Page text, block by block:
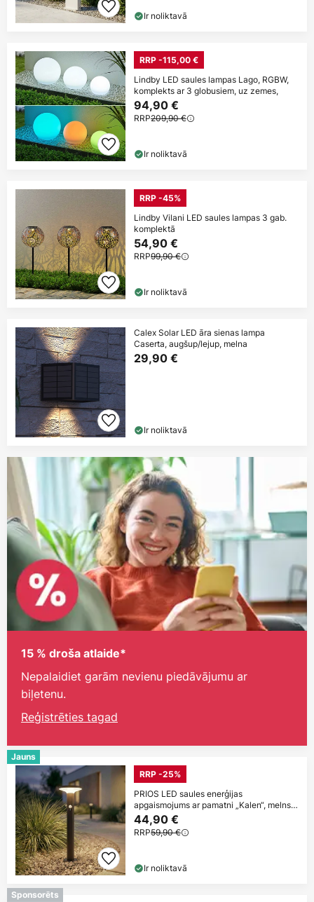
Ir noliktavā
RRP -115,00 €
Lindby LED saules lampas Lago, RGBW,
komplekts ar 3 globusiem, uz zemes,
94,90 €
RRP209,90 €
Ir noliktavā
RRP -45%
Lindby Vilani LED saules lampas 3 gab.
komplektā
54,90 €
RRP99,90 €
Ir noliktavā
Calex Solar LED āra sienas lampa
Caserta, augšup/lejup, melna
29,90 €
Ir noliktavā
15 % droša atlaide*
Nepalaidiet garām nevienu piedāvājumu ar
biļetenu.
Reģistrēties tagad
Jauns
RRP -25%
PRIOS LED saules enerģijas
apgaismojums ar pamatni „Kalen“, melns,
50 cm, ar
44,90 €
RRP59,90 €
Ir noliktavā
Sponsorēts